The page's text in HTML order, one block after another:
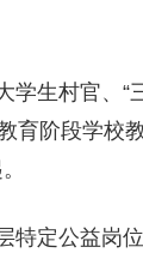
生村官、“三
育阶段学校
定公益岗位